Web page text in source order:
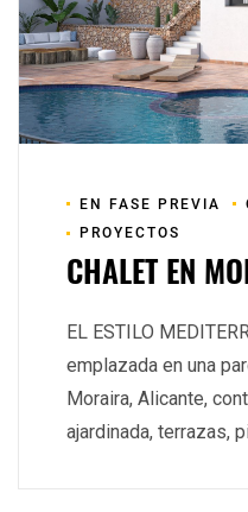
EN FASE PREVIA
PROYECTOS
CHALET EN
EL ESTILO
emplazada en una
Moraira, Alicante,
ajardinada, terrazas,